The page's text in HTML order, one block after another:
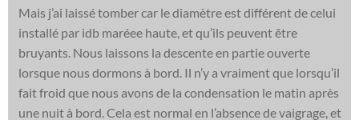
Mais j’ai laissé tomber car le diamètre est différent de celui
installé par idb maréee haute, et qu’ils peuvent être
bruyants. Nous laissons la descente en partie ouverte
lorsque nous dormons à bord. Il n’y a vraiment que lorsqu’il
fait froid que nous avons de la condensation le matin après
une nuit à bord. Cela est normal en l’absence de vaigrage, et